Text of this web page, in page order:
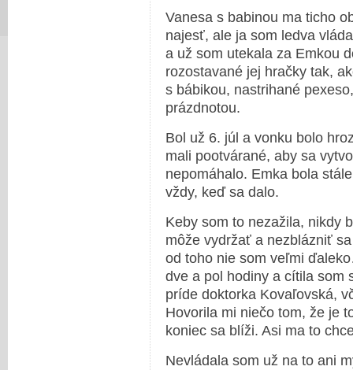
Vanesa s babinou ma ticho
najesť, ale ja som ledva
a už som utekala za Emkou
rozostavané jej hračky tak,
s bábikou, nastrihané
prázdnotou.
Bol už 6. júl a vonku bolo
mali pootvárané, aby sa
nepomáhalo. Emka bola
vždy, keď sa dalo.
Keby som to nezažila, nikdy
môže vydržať a nezblázniť
od toho nie som veľmi
dve a pol hodiny a cítila som
príde doktorka Kovaľovská,
Hovorila mi niečo tom, že je
koniec sa blíži. Asi ma to
Nevládala som už na to ani